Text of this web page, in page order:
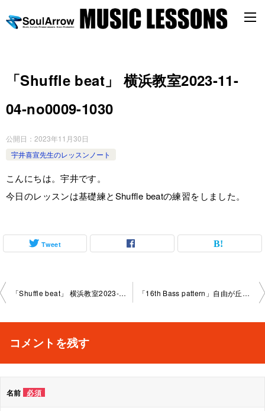
「Shuffle beat」 横浜教室2023-11-
04-no0009-1030
公開日： 2023年11月30日
宇井喜宣先生のレッスンノート
こんにちは。宇井です。
今日のレッスンは基礎練とShuffle beatの練習をしました。
Tweet
投
ビ
「Shuffle beat」 横浜教室2023-11-04-no0009-1030 「16th Bass pattern」自由が丘教室2023-11-07-no0009- 1036
コメントを残す
名前 必須